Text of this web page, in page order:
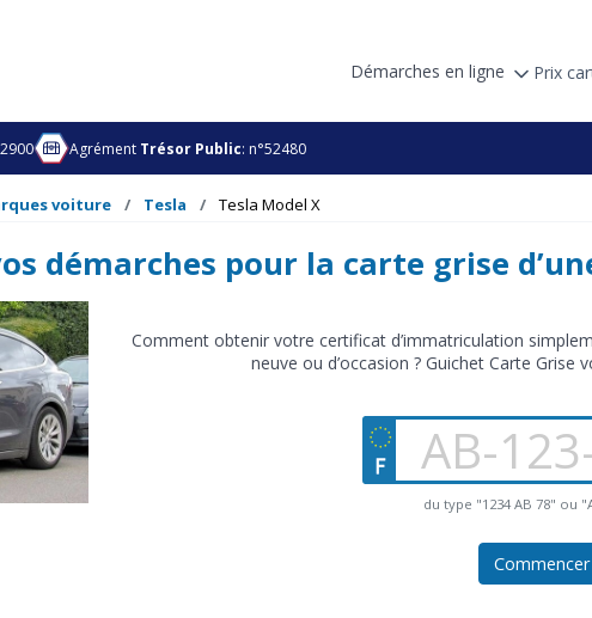
Démarches en ligne Prix
Agrément Trésor Public: n°52480
voiture Tesla Tesla Model X
démarches pour la carte grise
Comment obtenir votre certificat d’immatriculation
neuve ou d’occasion ? Guichet Carte Grise
du type "1234 AB 78" ou
Commencer